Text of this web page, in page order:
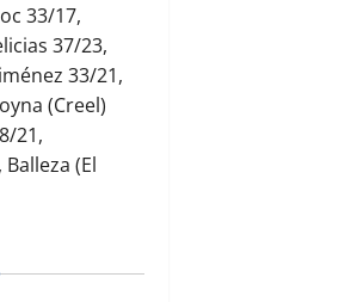
33/17,
37/23,
33/21,
(Creel)
21,
(El